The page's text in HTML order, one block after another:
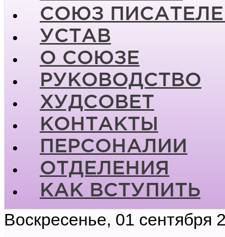
СОЮЗ
УСТАВ
О СОЮЗЕ
РУКОВОДСТВО
ХУДСОВЕТ
КОНТАКТЫ
ПЕРСОНАЛИИ
ОТДЕЛЕНИЯ
КАК ВСТУПИТЬ
Воскресенье, 01 сентября